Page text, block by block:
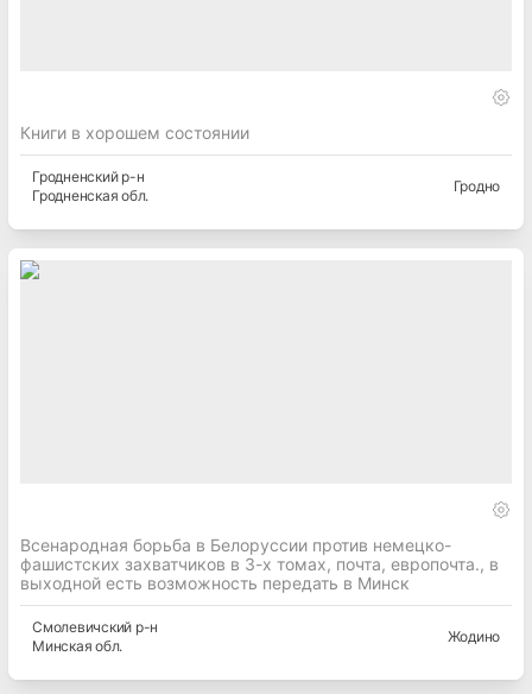
Книги в хорошем состоянии
Гродненскийр-н
Гродненская обл.
Гродно
Всенародная борьба в Белоруссии против немецко-
фашистских захватчиков в 3-х томах, почта, европочта., в
выходной есть возможность передать в Минск
Смолевичский р-н
Минская обл.
Жодино